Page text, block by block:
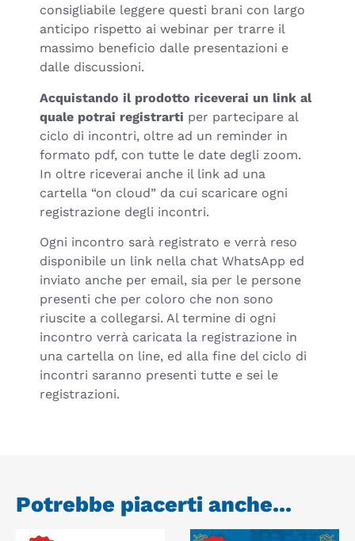
consigliabile leggere questi brani con largo
anticipo rispetto ai webinar per trarre il
massimo beneficio dalle presentazioni e
dalle discussioni.
Acquistando il prodotto riceverai un link al
quale potrai registrarti per partecipare al
ciclo di incontri, oltre ad un reminder in
formato pdf, con tutte le date degli zoom.
In oltre riceverai anche il link ad una
cartella “on cloud” da cui scaricare ogni
registrazione degli incontri.
Ogni incontro sarà registrato e verrà reso
disponibile un link nella chat WhatsApp ed
inviato anche per email, sia per le persone
presenti che per coloro che non sono
riuscite a collegarsi. Al termine di ogni
incontro verrà caricata la registrazione in
una cartella on line, ed alla fine del ciclo di
incontri saranno presenti tutte e sei le
registrazioni.
Potrebbe piacerti anche...